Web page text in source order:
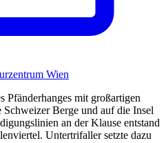
Wien
Pfänderhanges mit großartigen
Berge und auf die Insel
an der Klause entstand
Untertrifaller setzte dazu